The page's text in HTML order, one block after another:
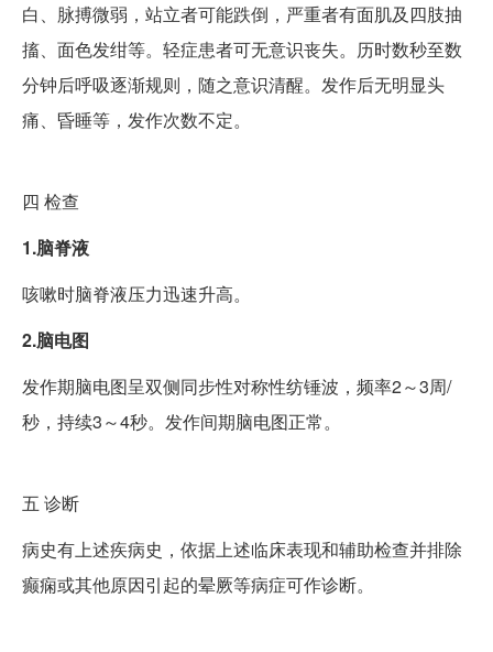
白、脉搏微弱，站立者可能跌倒，严重者有面肌及四肢抽
搐、面色发绀等。轻症患者可无意识丧失。历时数秒至数
分钟后呼吸逐渐规则，随之意识清醒。发作后无明显头
痛、昏睡等，发作次数不定。
四 检查
1.脑脊液
咳嗽时脑脊液压力迅速升高。
2.脑电图
发作期脑电图呈双侧同步性对称性纺锤波，频率2～3周/
秒，持续3～4秒。发作间期脑电图正常。
五 诊断
病史有上述疾病史，依据上述临床表现和辅助检查并排除
癫痫或其他原因引起的晕厥等病症可作诊断。